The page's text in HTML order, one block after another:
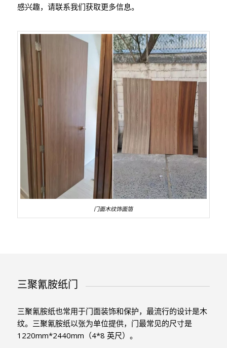
感兴趣，请联系我们获取更多信息。
门面木纹饰面箔
三聚氰胺纸门
三聚氰胺纸也常用于门面装饰和保护，最流行的设计是木
纹。三聚氰胺纸以张为单位提供，门最常见的尺寸是
1220mm*2440mm（4*8 英尺）。